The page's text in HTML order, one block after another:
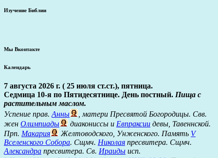
Изучение Библии
Мы Вконтакте
Календарь
7 августа 2026 г. ( 25 июля ст.ст.), пятница.
Седмица 10-я по Пятидесятнице. День постный. Пища с
растительным маслом.
Успение прав.Анны
, матери Пресвятой Богородицы. Свв.
жен Олимпиады диакониссы и Евпраксии девы, Тавеннской.
Прп. Макария Желтоводского, Унженского. Память V
Вселенского Собора. Сщмч. Николая пресвитера. Сщмч.
Александра пресвитера. Св. Ираиды исп.